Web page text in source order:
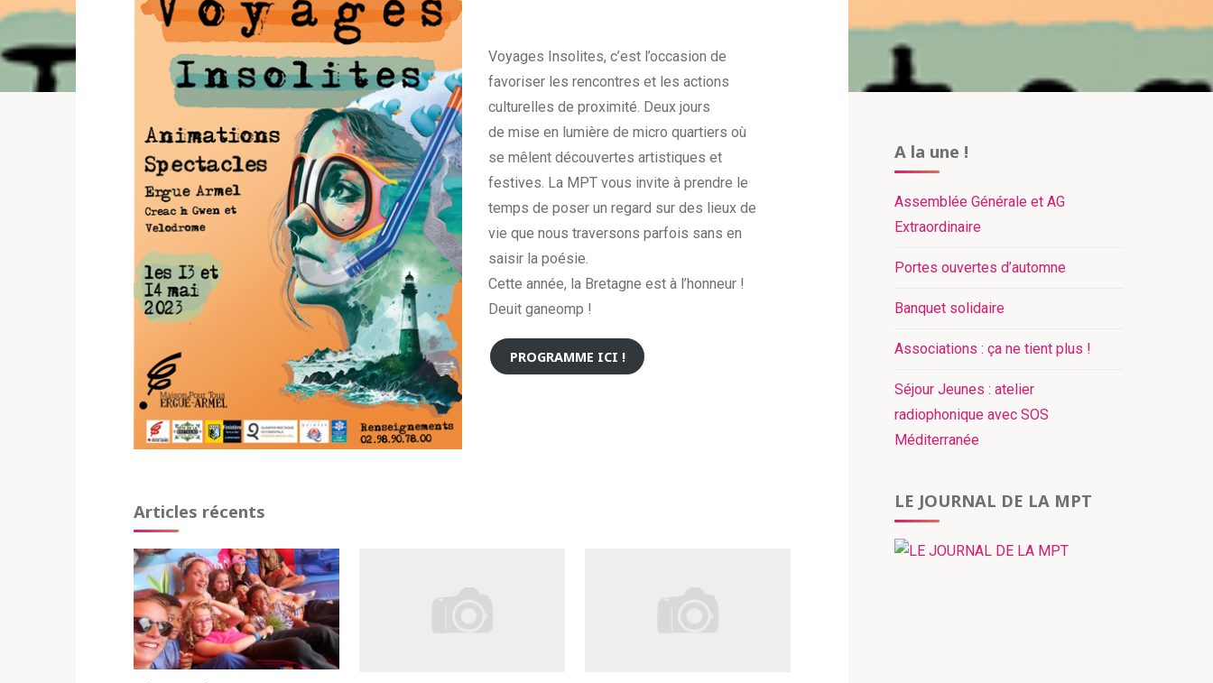
Voyages Insolites, c’est l’occasion de
favoriser les rencontres et les actions
culturelles de proximité. Deux jours
de mise en lumière de micro quartiers où
se mêlent découvertes artistiques et
festives. La MPT vous invite à prendre le
temps de poser un regard sur des lieux de
vie que nous traversons parfois sans en
saisir la poésie.
Cette année, la Bretagne est à l’honneur !
Deuit ganeomp !
PROGRAMME ICI !
Articles récents
A la une !
Assemblée Générale et AG
Extraordinaire​
Portes ouvertes d’automne
Banquet solidaire
Associations : ça ne tient plus !
Séjour Jeunes : atelier
radiophonique avec SOS
Méditerranée
LE JOURNAL DE LA MPT